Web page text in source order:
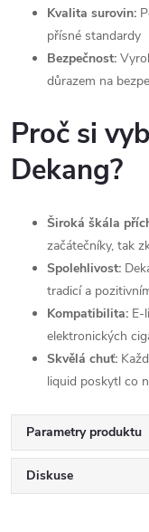
Kvalita surovin:
přísné standardy
Bezpečnost:
důrazem na
Proč si
Dekang?
Široká škála
začátečníky, tak
Spolehlivost:
tradicí a
Kompatibilita: E-
elektronických
Skvělá chuť:
liquid poskytl co
Parametry produktu
Diskuse